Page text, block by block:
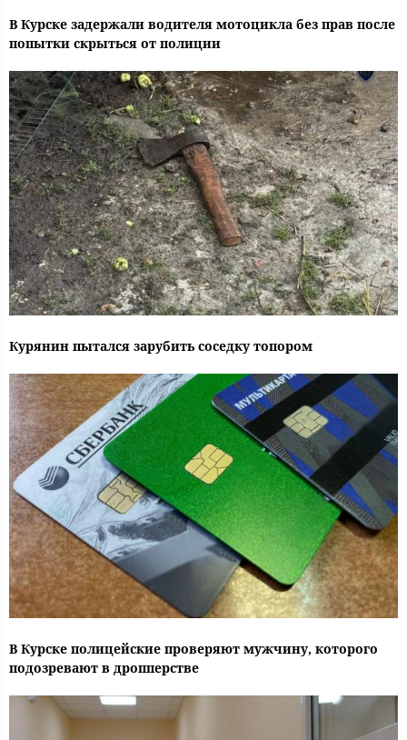
В Курске задержали водителя мотоцикла без прав после
попытки скрыться от полиции
Курянин пытался зарубить соседку топором
В Курске полицейские проверяют мужчину, которого
подозревают в дропперстве